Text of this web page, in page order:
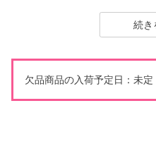
抜け感のある柔らかなヌーディ
れやすいカラーです。
務める新コンタクトレンズブラ
「誰かじゃなくて、誰でもない
欠品商品の入荷予定日：未定